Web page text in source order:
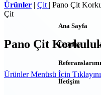
Ana Sayfa
Ürünler
İletişim
Ürünler | Çit | Pano Çit
Çit
Pano Çit
Ürünler Menüsü İçin